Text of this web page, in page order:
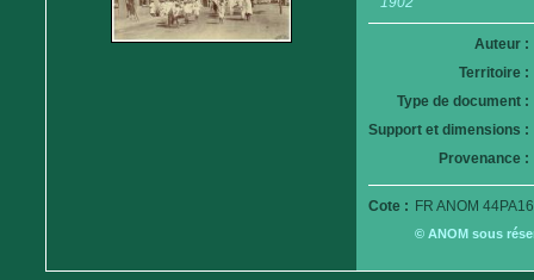
Auteur :
Territoire :
Type de document :
Support et dimensions :
Provenance :
Cote : FR ANOM
© ANOM sous